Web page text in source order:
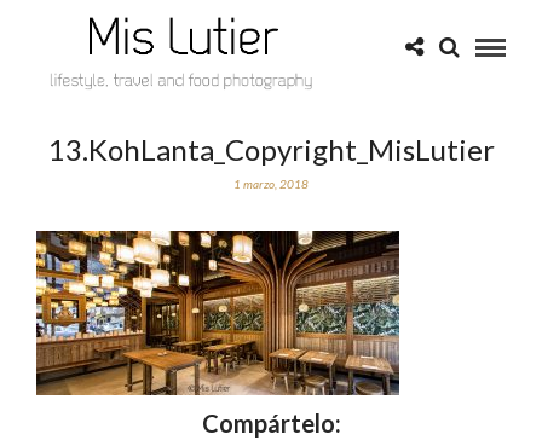
13.KohLanta_Copyright_MisLutier
1 marzo, 2018
Compártelo: